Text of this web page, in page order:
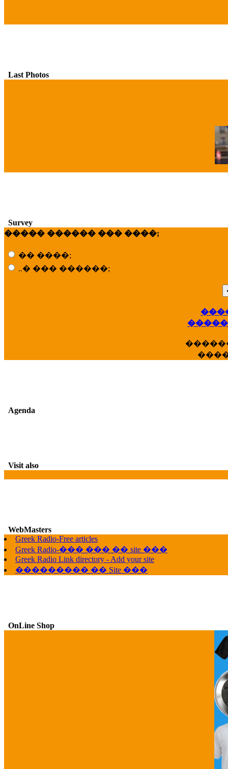
Last Photos
Survey
����� ������ ��� ����;
�� ����;
..� ��� ������;
Agenda
Visit also
WebMasters
Greek Radio-Free articles
Greek Radio-��� ��� �� site ���
Greek Radio Link directory - Add your site
��������� �� Site ���
OnLine Shop